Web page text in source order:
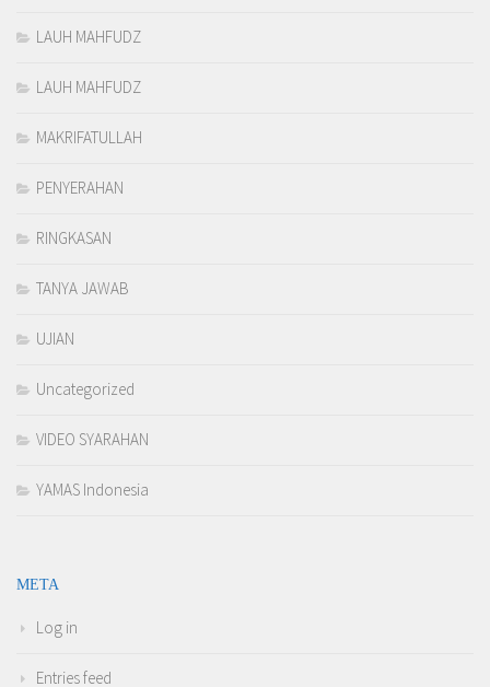
LAUH MAHFUDZ
LAUH MAHFUDZ
MAKRIFATULLAH
PENYERAHAN
RINGKASAN
TANYA JAWAB
UJIAN
Uncategorized
VIDEO SYARAHAN
YAMAS Indonesia
META
Log in
Entries feed